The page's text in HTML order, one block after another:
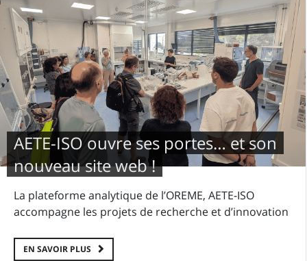
AETE-ISO ouvre ses portes… et son
nouveau site web !
La plateforme analytique de l’OREME, AETE-ISO
accompagne les projets de recherche et d’innovation
EN SAVOIR PLUS